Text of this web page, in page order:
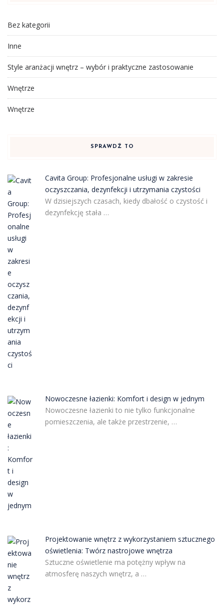
Bez kategorii
Inne
Style aranżacji wnętrz – wybór i praktyczne zastosowanie
Wnętrze
Wnętrze
SPRAWDŹ TO
Cavita Group: Profesjonalne usługi w zakresie
oczyszczania, dezynfekcji i utrzymania czystości
W dzisiejszych czasach, kiedy dbałość o czystość i
dezynfekcję stała …
Nowoczesne łazienki: Komfort i design w jednym
Nowoczesne łazienki to nie tylko funkcjonalne
pomieszczenia, ale także przestrzenie, …
Projektowanie wnętrz z wykorzystaniem sztucznego
oświetlenia: Twórz nastrojowe wnętrza
Sztuczne oświetlenie ma potężny wpływ na
atmosferę naszych wnętrz, a …